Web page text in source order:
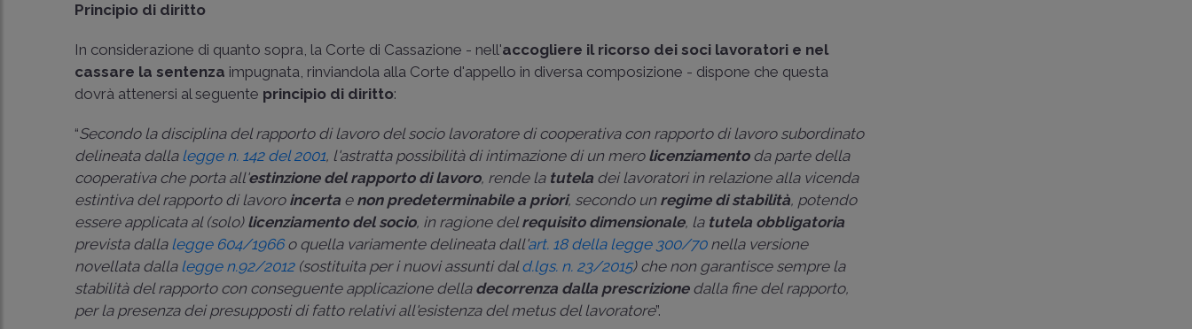
Principio di diritto
In considerazione di quanto sopra, la Corte di Cassazione - nell'accogliere il ricorso dei soci lavoratori e nel
cassare la sentenza impugnata, rinviandola alla Corte d'appello in diversa composizione - dispone che questa
dovrà attenersi al seguente principio di diritto:
“Secondo la disciplina del rapporto di lavoro del socio lavoratore di cooperativa con rapporto di lavoro subordinato
delineata dalla legge n. 142 del 2001, l'astratta possibilità di intimazione di un mero licenziamentoda parte della
cooperativa che porta all'estinzione del rapporto di lavoro, rende la tutela dei lavoratori in relazione alla vicenda
estintiva del rapporto di lavoro incerta e non predeterminabile a priori, secondo un regime di stabilità, potendo
essere applicata al (solo) licenziamento del socio, in ragione delrequisito dimensionale, la tutela obbligatoria
prevista dalla legge 604/1966o quella variamente delineata dall'art. 18 della legge 300/70nella versione
novellata dalla legge n.92/2012(sostituita per i nuovi assunti dald.lgs. n. 23/2015) che non garantisce sempre la
stabilità del rapporto con conseguente applicazione della decorrenza dalla prescrizione dalla fine del rapporto,
per la presenza dei presupposti di fatto relativi all'esistenza del metus del lavoratore”.